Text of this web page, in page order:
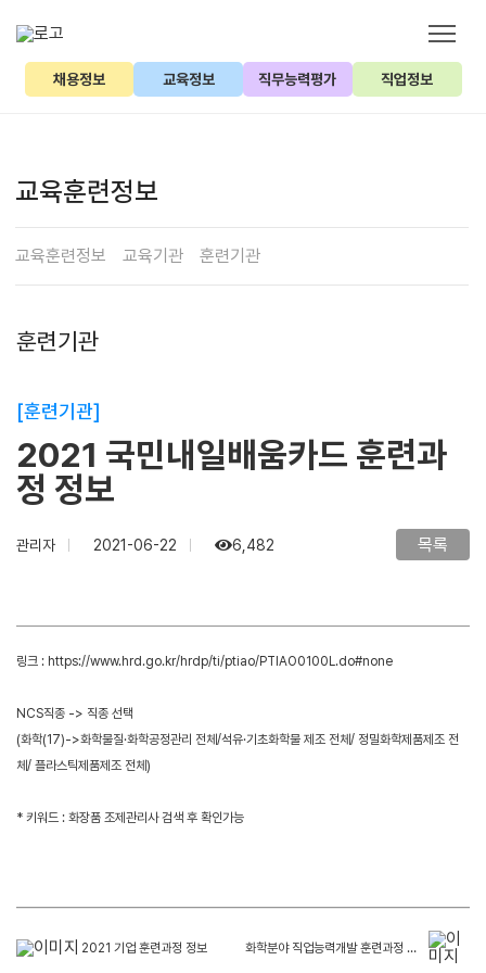
채용정보 교육정보 직무능력평가 직업정보
교육훈련정보
교육훈련정보 교육기관 훈련기관
훈련기관
[훈련기관]
2021 국민내일배움카드 훈련과
정 정보
관리자 2021-06-22 6,482 목록
링크 : https://www.hrd.go.kr/hrdp/ti/ptiao/PTIAO0100L.do#none
NCS직종 -> 직종 선택
(화학(17)->화학물질·화학공정관리 전체/석유·기초화학물 제조 전체/ 정밀화학제품제조 전
체/ 플라스틱제품제조 전체)
* 키워드 : 화장품 조제관리사 검색 후 확인가능
2021 기업 훈련과정 정보 화학분야 직업능력개발 훈련과정 현황(2019.12.31기준)